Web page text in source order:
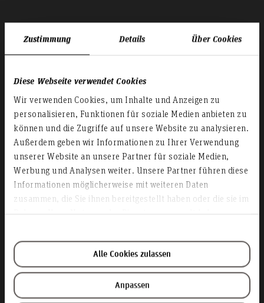
Zustimmung Details Über Cookies
Diese Webseite verwendet Cookies
Wir verwenden Cookies, um Inhalte und Anzeigen zu
personalisieren, Funktionen für soziale Medien anbieten zu
können und die Zugriffe auf unsere Website zu analysieren.
Außerdem geben wir Informationen zu Ihrer Verwendung
unserer Website an unsere Partner für soziale Medien,
Werbung und Analysen weiter. Unsere Partner führen diese
Informationen möglicherweise mit weiteren Daten
zusammen, die Sie ihnen bereitgestellt haben oder die sie im
Alle Cookies zulassen
Anpassen
Sonstiges